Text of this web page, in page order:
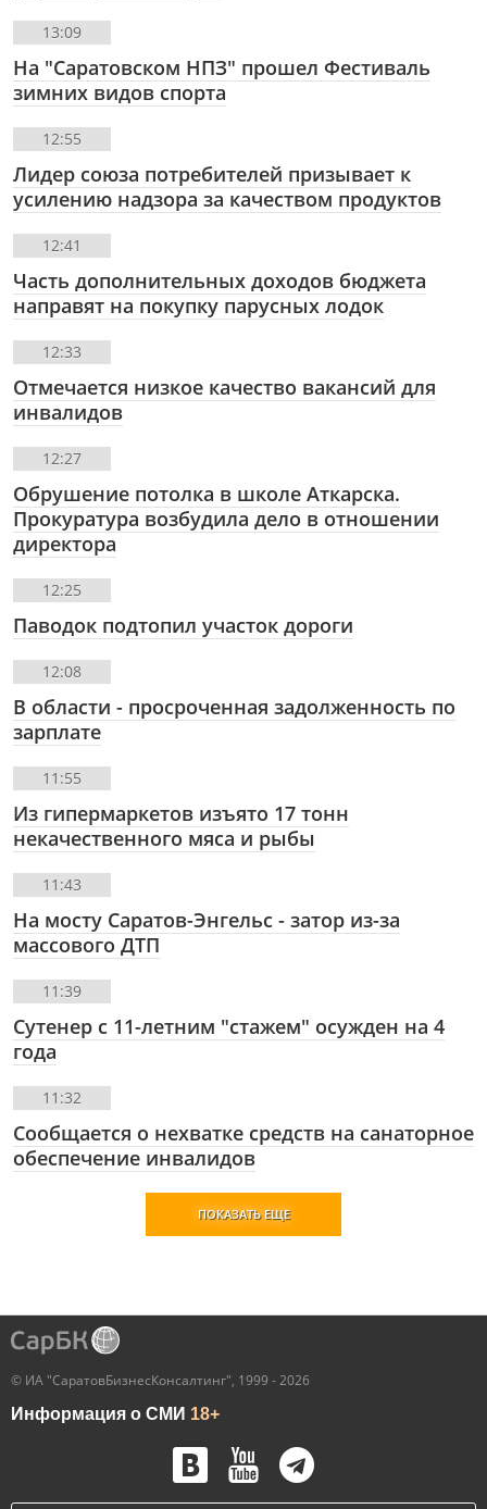
13:09
На "Саратовском НПЗ" прошел Фестиваль
зимних видов спорта
12:55
Лидер союза потребителей призывает к
усилению надзора за качеством продуктов
12:41
Часть дополнительных доходов бюджета
направят на покупку парусных лодок
12:33
Отмечается низкое качество вакансий для
инвалидов
12:27
Обрушение потолка в школе Аткарска.
Прокуратура возбудила дело в отношении
директора
12:25
Паводок подтопил участок дороги
12:08
В области - просроченная задолженность по
зарплате
11:55
Из гипермаркетов изъято 17 тонн
некачественного мяса и рыбы
11:43
На мосту Саратов-Энгельс - затор из-за
массового ДТП
11:39
Сутенер с 11-летним "стажем" осужден на 4
года
11:32
Сообщается о нехватке средств на санаторное
обеспечение инвалидов
ПОКАЗАТЬ ЕЩЕ
© ИА "СаратовБизнесКонсалтинг", 1999 - 2026
Информация о СМИ 18+